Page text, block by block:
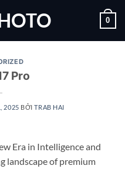
0
Pro
2025 BỞITRAB HAI
Era in Intelligence and
landscape of premium